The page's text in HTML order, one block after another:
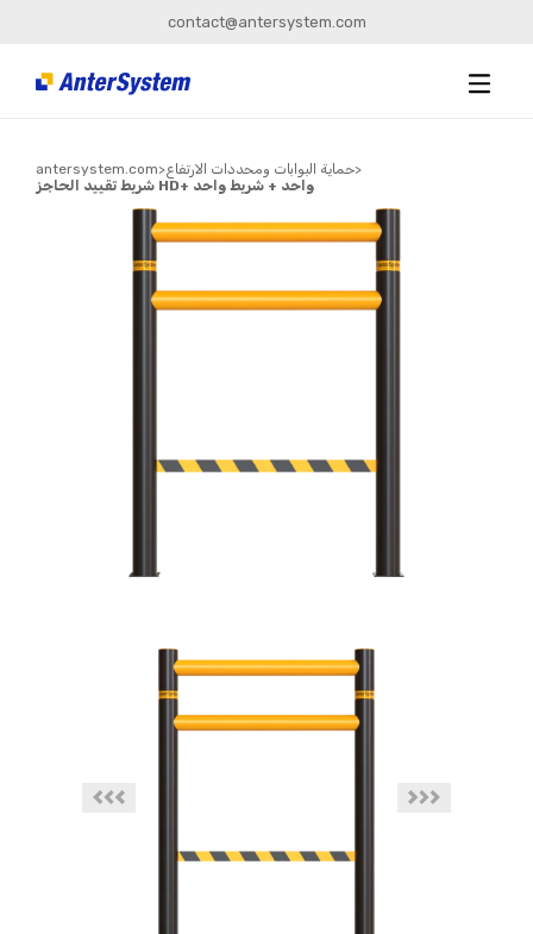
contact@antersystem.com
antersystem.com>حماية البوابات ومحددات الارتفاع>
شريط تقييد الحاجز HD+ واحد + شريط واحد